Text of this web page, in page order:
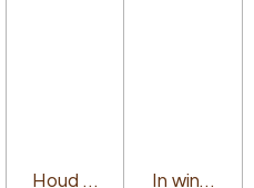
Houd mij op de hoogte
In